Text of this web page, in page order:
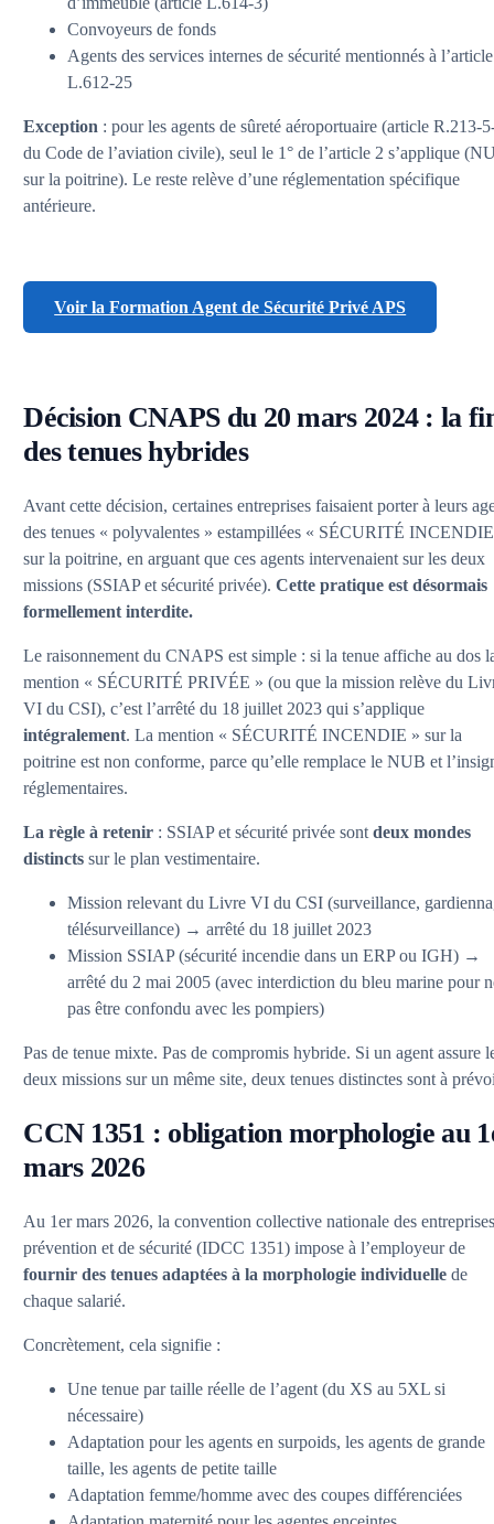
Convoyeurs de fonds
Agents des services internes de sécurité mentionnés à l’article
L.612-25
Exception : pour les agents de sûreté aéroportuaire (article R.213-
du Code de l’aviation civile), seul le 1° de l’article 2 s’applique
sur la poitrine). Le reste relève d’une réglementation spécifique
antérieure.
Voir la Formation Agent de Sécurité Privé APS
Décision CNAPS du 20 mars 2024 : la
des tenues hybrides
Avant cette décision, certaines entreprises faisaient porter à leurs
des tenues « polyvalentes » estampillées « SÉCURITÉ
sur la poitrine, en arguant que ces agents intervenaient sur les deux
missions (SSIAP et sécurité privée).Cette pratique est désormais
formellement interdite.
Le raisonnement du CNAPS est simple : si la tenue affiche au dos
mention « SÉCURITÉ PRIVÉE » (ou que la mission relève du
VI du CSI), c’est l’arrêté du 18 juillet 2023 qui s’applique
intégralement. La mention « SÉCURITÉ INCENDIE » sur la
poitrine est non conforme, parce qu’elle remplace le NUB et
réglementaires.
La règle à retenir : SSIAP et sécurité privée sontdeux mondes
distincts sur le plan vestimentaire.
Mission relevant du Livre VI du CSI (surveillance,
télésurveillance) → arrêté du 18 juillet 2023
Mission SSIAP (sécurité incendie dans un ERP ou IGH) →
arrêté du 2 mai 2005 (avec interdiction du bleu marine pour
pas être confondu avec les pompiers)
Pas de tenue mixte. Pas de compromis hybride. Si un agent assure
deux missions sur un même site, deux tenues distinctes sont à
CCN 1351 : obligation morphologie au
mars 2026
Au 1er mars 2026, la convention collective nationale des
prévention et de sécurité (IDCC 1351) impose à l’employeur de
fournir des tenues adaptées à la morphologie individuelle de
chaque salarié.
Concrètement, cela signifie :
Une tenue par taille réelle de l’agent (du XS au 5XL si
nécessaire)
Adaptation pour les agents en surpoids, les agents de grande
taille, les agents de petite taille
Adaptation femme/homme avec des coupes différenciées